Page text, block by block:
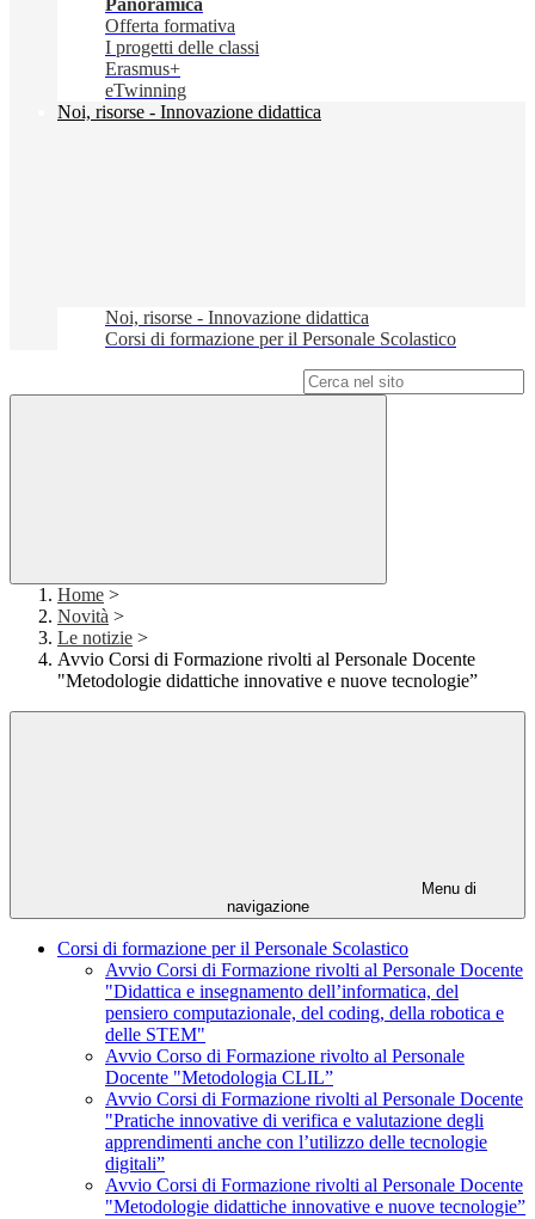
Panoramica
Offerta formativa
I progetti delle classi
Erasmus+
eTwinning
Noi, risorse - Innovazione didattica
Noi, risorse - Innovazione didattica
Corsi di formazione per il Personale Scolastico
Home >
Novità >
Le notizie >
Avvio Corsi di Formazione rivolti al Personale Docente
"Metodologie didattiche innovative e nuove tecnologie”
Menu di
navigazione
Corsi di formazione per il Personale Scolastico
Avvio Corsi di Formazione rivolti al Personale Docente
"Didattica e insegnamento dell’informatica, del
pensiero computazionale, del coding, della robotica e
delle STEM"
Avvio Corso di Formazione rivolto al Personale
Docente "Metodologia CLIL”
Avvio Corsi di Formazione rivolti al Personale Docente
"Pratiche innovative di verifica e valutazione degli
apprendimenti anche con l’utilizzo delle tecnologie
digitali”
Avvio Corsi di Formazione rivolti al Personale Docente
"Metodologie didattiche innovative e nuove tecnologie”